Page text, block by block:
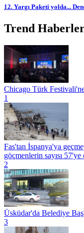
12. Yargı Paketi yolda...
Trend
Chicago Türk
1
Fas'tan İspanya'ya
göçmenlerin sayısı 57'ye
2
Üsküdar'da Belediye
3